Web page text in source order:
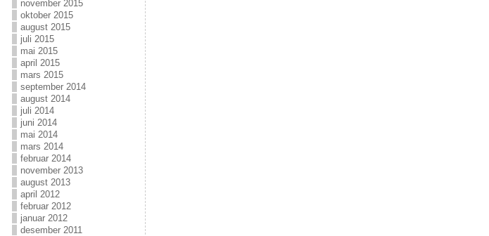
november 2015
oktober 2015
august 2015
juli 2015
mai 2015
april 2015
mars 2015
september 2014
august 2014
juli 2014
juni 2014
mai 2014
mars 2014
februar 2014
november 2013
august 2013
april 2012
februar 2012
januar 2012
desember 2011